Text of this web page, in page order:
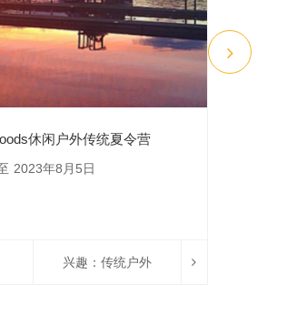
休闲户外传统夏令营
2023年8月5日
兴趣： 传统户外